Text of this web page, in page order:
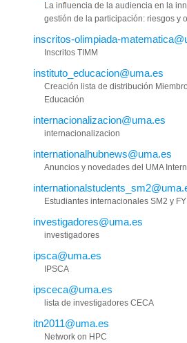
La influencia de la audiencia en la
gestión de la participación: riesgos y
inscritos-olimpiada-
Inscritos TIMM
instituto_educacion@uma.es
Creación lista de distribución
Educación
internacionalizacion@uma.es
internacionalizacion
internationalhubnews@uma.es
Anuncios y novedades del UMA
Estudiantes internacionales SM2 y FY
investigadores@uma.es
investigadores
ipsca@uma.es
IPSCA
ipsceca@uma.es
lista de investigadores CECA
itn2011@uma.es
Network on HPC